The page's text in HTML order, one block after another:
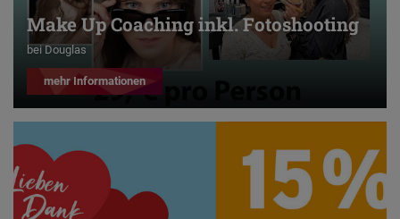
Make Up Coaching inkl. Fotoshooting
bei Douglas
mehr Informationen